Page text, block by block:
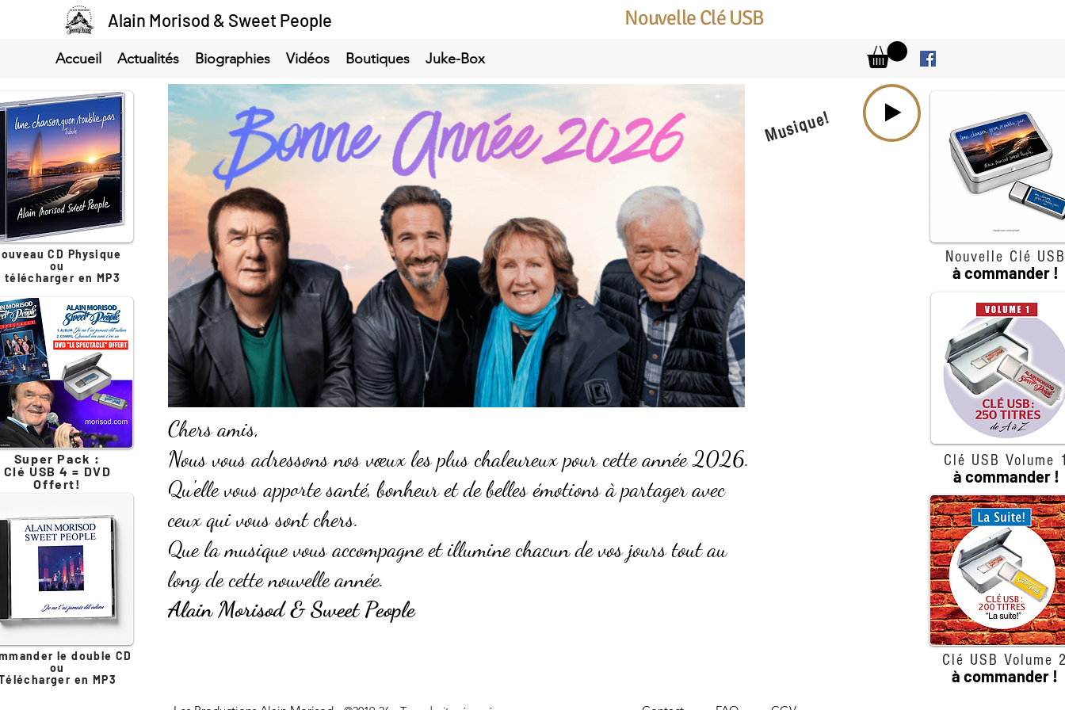
Alain Morisod & Sweet People Nouvelle Clé USB
Accueil Actualités Biographies Vidéos Boutiques Juke-Box
Musique!
Chers amis,
Nous vous adressons nos vœux les plus chaleureux pour cette année 2026.
Qu'elle vous apporte santé, bonheur et de belles émotions à partager avec
ceux qui vous sont chers.
Que la musique vous accompagne et illumine chacun de vos jours tout au
long de cette nouvelle année.
Alain Morisod & Sweet People
Clé USB Volume
à commander !
Super Pack :
Clé USB 4 = DVD
Offert!
le double CD
ou
en MP3
Clé USB Volume
à commander !
CD Physique
ou
télécharger en MP3
Nouvelle Clé USB
à commander !